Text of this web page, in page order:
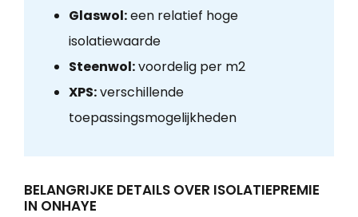
Glaswol:een relatief hoge
isolatiewaarde
Steenwol:voordelig per m2
XPS:verschillende
toepassingsmogelijkheden
BELANGRIJKE DETAILS OVER ISOLATIEPREMIE
IN ONHAYE